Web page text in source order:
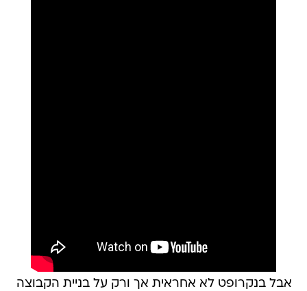
אבל בנקרופט לא אחראית אך ורק על בניית הקבוצה